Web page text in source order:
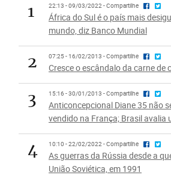
1
22:13 - 09/03/2022 - Compartilhe
África do Sul é o país mais
mundo, diz Banco Mundial
2 07:25 - 16/02/2013 - Compartilhe
Cresce o escândalo da carne de
3 15:16 - 30/01/2013 - Compartilhe
Anticoncepcional Diane 35 não
vendido na França; Brasil avalia
4 10:10 - 22/02/2022 - Compartilhe
As guerras da Rússia desde a
União Soviética, em 1991